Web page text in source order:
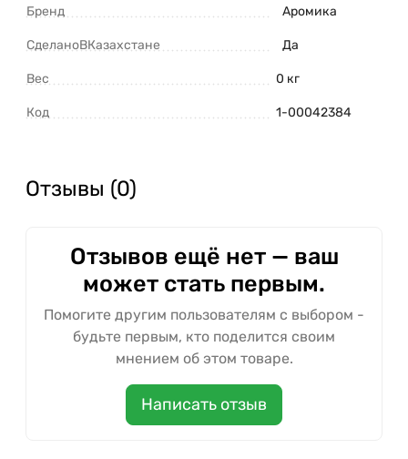
Бренд Аромика
СделаноВКазахстане Да
Вес 0 кг
Код 1-00042384
Отзывы (0)
Отзывов ещё нет — ваш
может стать первым.
Помогите другим пользователям с выбором -
будьте первым, кто поделится своим
мнением об этом товаре.
Написать отзыв